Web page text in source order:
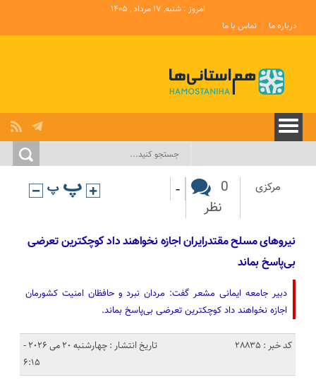
امروز : شنبه, ۱۷ مرداد , ۱۴۰۵
درباره ما
تماس با ما
مرکزی
0
نظر
-
نیروهای مسلح مقتدرایران اجازه نخواهند داد کوچکترین تعرضی
بی‌پاسخ بماند
دبیر جامعه ایمانی مشعر گفت: مردان نبرد و حافظان امنیت کشورمان
اجازه نخواهند داد کوچکترین تعرضی بی‌پاسخ بماند.
کد خبر : 28835
تاریخ انتشار : چهارشنبه 20 می 2026 -
6:15